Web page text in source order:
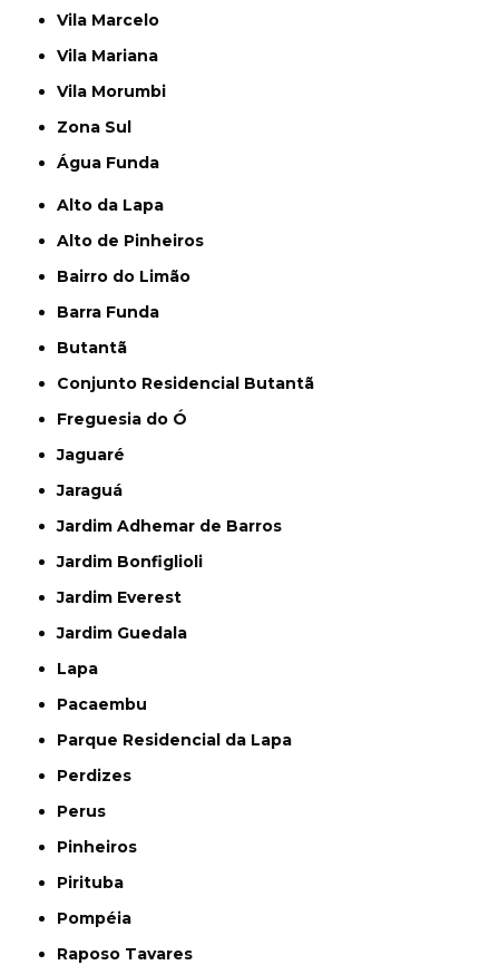
Vila Marcelo
Vila Mariana
Vila Morumbi
Zona Sul
Água Funda
Alto da Lapa
Alto de Pinheiros
Bairro do Limão
Barra Funda
Butantã
Conjunto Residencial Butantã
Freguesia do Ó
Jaguaré
Jaraguá
Jardim Adhemar de Barros
Jardim Bonfiglioli
Jardim Everest
Jardim Guedala
Lapa
Pacaembu
Parque Residencial da Lapa
Perdizes
Perus
Pinheiros
Pirituba
Pompéia
Raposo Tavares